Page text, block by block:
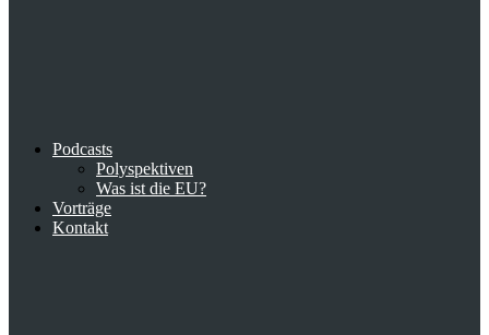
Podcasts
Polyspektiven
Was ist die EU?
Vorträge
Kontakt